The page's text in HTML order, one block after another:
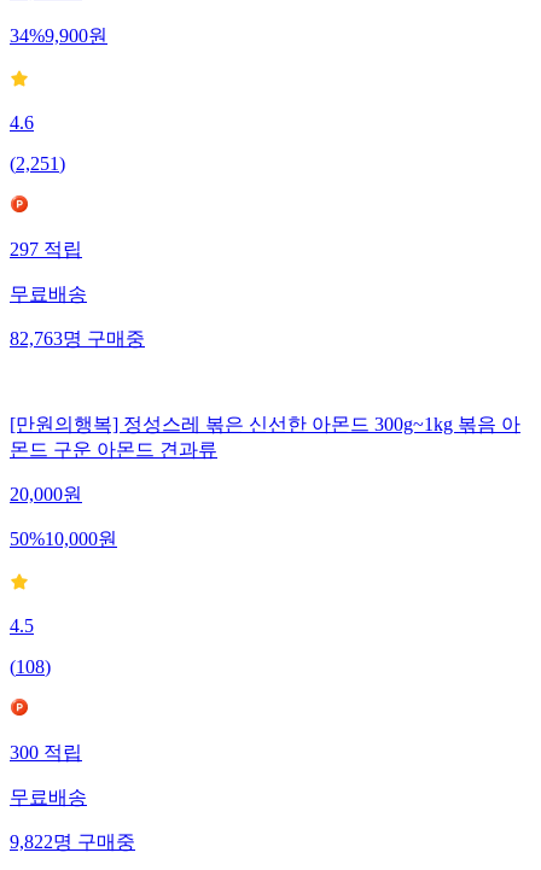
34%9,900원
4.6
(2,251)
297적립
무료배송
82,763명구매중
[만원의행복] 정성스레 볶은 신선한 아몬드 300g~1kg 볶음 아
몬드 구운 아몬드 견과류
20,000원
50%10,000원
4.5
(108)
300적립
무료배송
9,822명구매중